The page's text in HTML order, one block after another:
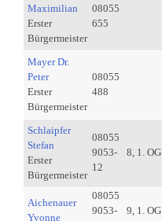
Maximilian
Erster
Bürgermeister
08055
655
Mayer Dr.
Peter
Erster
Bürgermeister
08055
488
Schlaipfer
Stefan
Erster
Bürgermeister
08055
9053-
12
8, 1. OG
Aichenauer
Yvonne
08055
9053-
9, 1. OG